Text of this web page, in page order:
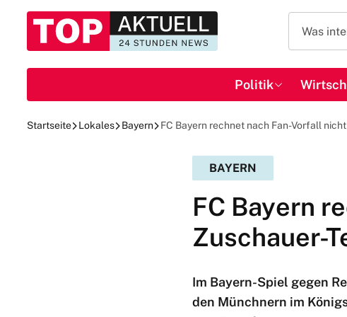
Politik
Startseite Lokales Bayern FC Bayern rechnet nach Fan-Vorfall
BAYERN
FC Bayern
Zuschauer-
Im Bayern-Spiel gegen
den Münchnern im